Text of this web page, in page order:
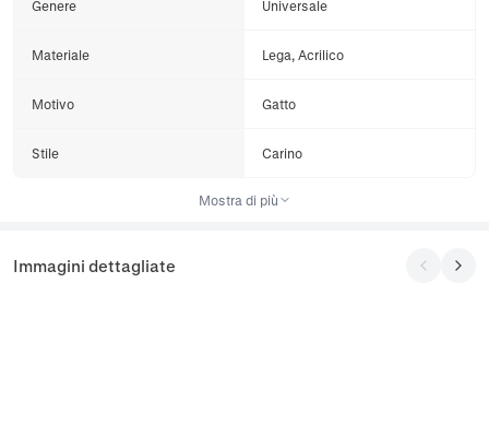
Genere Universale
Materiale Lega, Acrilico
Motivo Gatto
Stile Carino
Mostra di più
Immagini dettagliate